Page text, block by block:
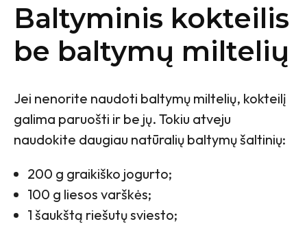
Baltyminis kokteilis
be baltymų miltelių
Jei nenorite naudoti baltymų miltelių, kokteilį
galima paruošti ir be jų. Tokiu atveju
naudokite daugiau natūralių baltymų šaltinių:
200 g graikiško jogurto;
100 g liesos varškės;
1 šaukštą riešutų sviesto;